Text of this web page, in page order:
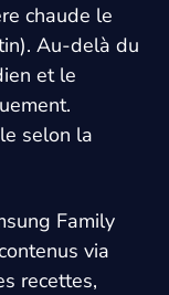
chaude le
Au-delà du
et le
selon la
Family
via
recettes,